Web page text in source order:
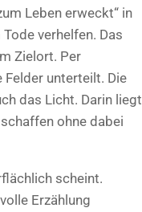
Leben erweckt“ in
verhelfen. Das
Zielort. Per
unterteilt. Die
das Licht. Darin liegt
ohne dabei
scheint.
Erzählung